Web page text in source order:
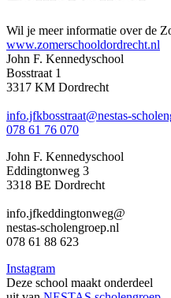
Wil je meer informatie over de
www.zomerschooldordrecht.nl
John F. Kennedyschool
Bosstraat 1
3317 KM Dordrecht
info.jfkbosstraat@nestas-
078 61 76 070
John F. Kennedyschool
Eddingtonweg 3
3318 BE Dordrecht
info.jfkeddingtonweg@
nestas-scholengroep.nl
078 61 88 623
Instagram
Deze school maakt onderdeel